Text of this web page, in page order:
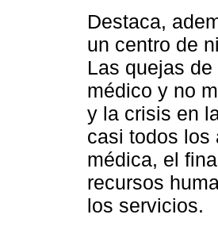
Destaca,
un centro de
Las quejas
médico y no
y la crisis en
casi todos los
médica, el
recursos
los servicios.